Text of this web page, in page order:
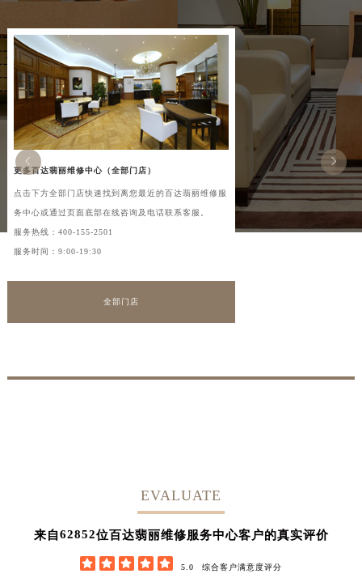
更多百达翡丽维修中心（全部门店）
点击下方全部门店快速找到离您最近的百达翡丽维修服
务中心或通过页面底部在线咨询及电话联系客服。
服务热线： 400-155-2501
服务时间：9:00-19:30
全部门店


EVALUATE
来自62852位百达翡丽维修服务中心客户的真实评价
     5.0 综合客户满意度评分